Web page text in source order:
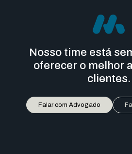
Nosso time está
oferecer o melhor
clientes.
Falar com Advogado